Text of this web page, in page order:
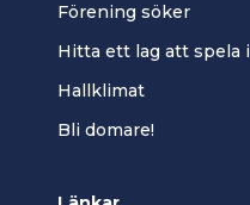
Förening söker
Hitta ett lag att spela i
Hallklimat
Bli domare!